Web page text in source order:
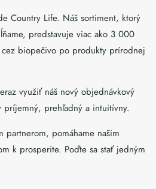
Country Life. Náš sortiment, ktorý
predstavuje viac ako 3 000
biopečivo po produkty prírodnej
využiť náš nový objednávkový
príjemný, prehľadný a intuitívny.
partnerom, pomáhame našim
k prosperite. Poďte sa stať jedným